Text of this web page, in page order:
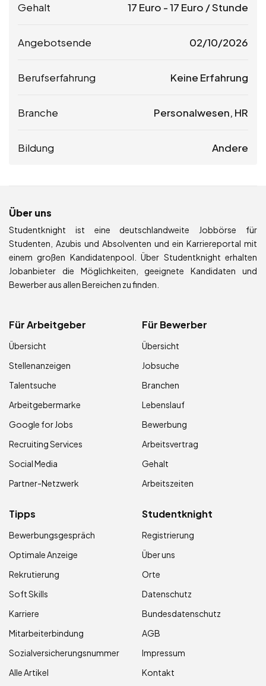
Gehalt 17 Euro -17 Euro / Stunde
Angebotsende 02/10/2026
Berufserfahrung Keine Erfahrung
Branche Personalwesen, HR
Bildung Andere
Über uns
Studentknight ist eine deutschlandweite Jobbörse für
Studenten, Azubis und Absolventen und ein Karriereportal mit
einem großen Kandidatenpool. Über Studentknight erhalten
Jobanbieter die Möglichkeiten, geeignete Kandidaten und
Bewerber aus allen Bereichen zu finden.
Für Arbeitgeber
Übersicht
Stellenanzeigen
Talentsuche
Arbeitgebermarke
Google for Jobs
Recruiting Services
Social Media
Partner-Netzwerk
Für Bewerber
Übersicht
Jobsuche
Branchen
Lebenslauf
Bewerbung
Arbeitsvertrag
Gehalt
Arbeitszeiten
Tipps
Bewerbungsgespräch
Optimale Anzeige
Rekrutierung
Soft Skills
Karriere
Mitarbeiterbindung
Sozialversicherungsnummer
Alle Artikel
Studentknight
Registrierung
Über uns
Orte
Datenschutz
Bundesdatenschutz
AGB
Impressum
Kontakt